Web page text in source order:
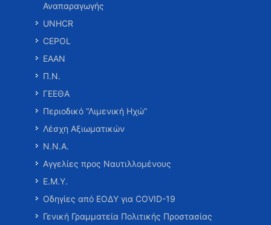
Αναπαραγωγής
UNHCR
CEPOL
ΕΑΑΝ
Π.Ν.
ΓΕΕΘΑ
Περιοδικό “Λιμενική Ηχώ”
Λέσχη Αξιωματικών
Ν.Ν.Α.
Αγγελίες προς Ναυτιλλομένους
Ε.Μ.Υ.
Οδηγίες από ΕΟΔΥ για COVID-19
Γενική Γραμματεία Πολιτικής Προστασίας